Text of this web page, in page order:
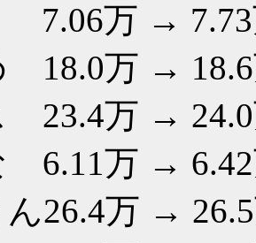
万 → 7.73
18.0万 → 18.6
23.4万 → 24.0
6.11万 → 6.42
ん26.4万 →